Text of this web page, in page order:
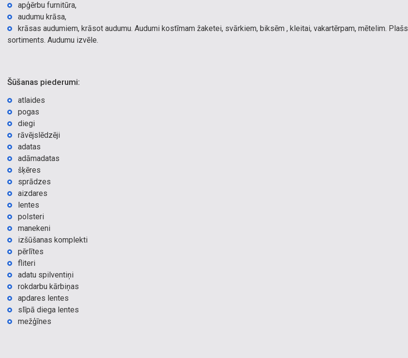
apģērbu furnitūra,
audumu krāsa,
krāsas audumiem, krāsot audumu. Audumi kostīmam žaketei, svārkiem, biksēm , kleitai, vakartērpam, mētelim. Plašs
sortiments. Audumu izvēle.
Šūšanas piederumi:
atlaides
pogas
diegi
rāvējslēdzēji
adatas
adāmadatas
šķēres
sprādzes
aizdares
lentes
polsteri
manekeni
izšūšanas komplekti
pērlītes
fliteri
adatu spilventiņi
rokdarbu kārbiņas
apdares lentes
slīpā diega lentes
mežģīnes